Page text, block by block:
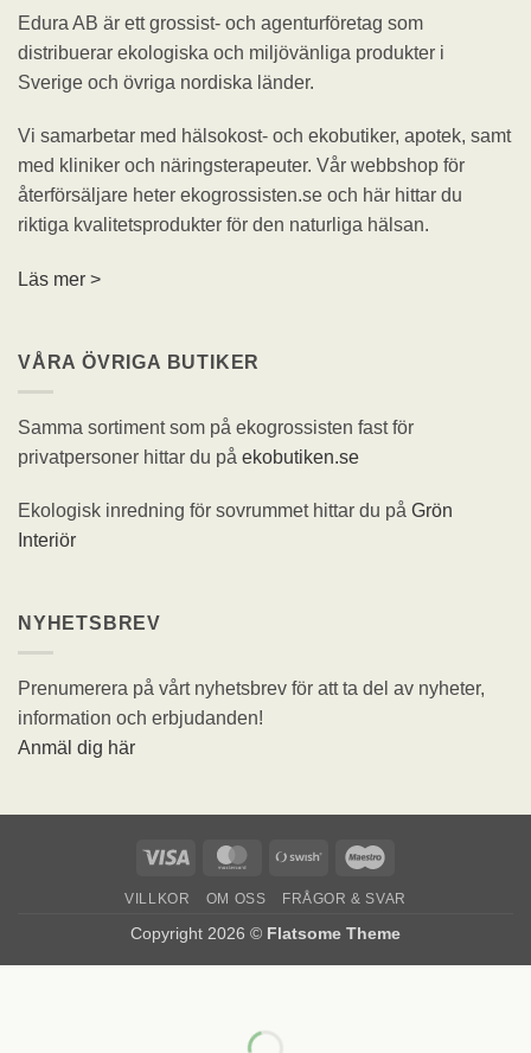
Edura AB är ett grossist- och agenturföretag som
distribuerar ekologiska och miljövänliga produkter i
Sverige och övriga nordiska länder.
Vi samarbetar med hälsokost- och ekobutiker, apotek, samt
med kliniker och näringsterapeuter. Vår webbshop för
återförsäljare heter ekogrossisten.se och här hittar du
riktiga kvalitetsprodukter för den naturliga hälsan.
Läs mer >
VÅRA ÖVRIGA BUTIKER
Samma sortiment som på ekogrossisten fast för
privatpersoner hittar du på ekobutiken.se
Ekologisk inredning för sovrummet hittar du på Grön
Interiör
NYHETSBREV
Prenumerera på vårt nyhetsbrev för att ta del av nyheter,
information och erbjudanden!
Anmäl dig här
Visa MasterCardSwish
VILLKOR OM OSS FRÅGOR & SVAR
Copyright 2026 © Flatsome Theme